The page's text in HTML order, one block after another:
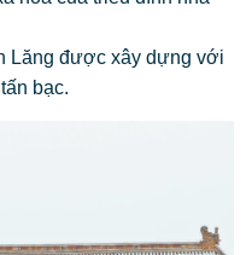
Lăng được xây dựng với
bạc.